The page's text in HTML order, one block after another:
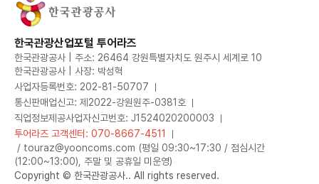
한국관광산업포털 투어라즈
한국관광공사 | 주소: 26464 강원특별자치도 원주시 세계로 10
한국관광공사 | 사장: 박성혁
사업자등록번호: 202-81-50707
통신판매업신고: 제2022-강원원주-0381호
직업정보제공사업자신고번호: J1524020200003
투어라즈 고객센터: 070-8667-4511
/ touraz@yooncoms.com (평일 09:30~17:30 / 점심시간
(12:00~13:00), 주말 및 공휴일 미운영)
Copyright © 한국관광공사.. All rights reserved.